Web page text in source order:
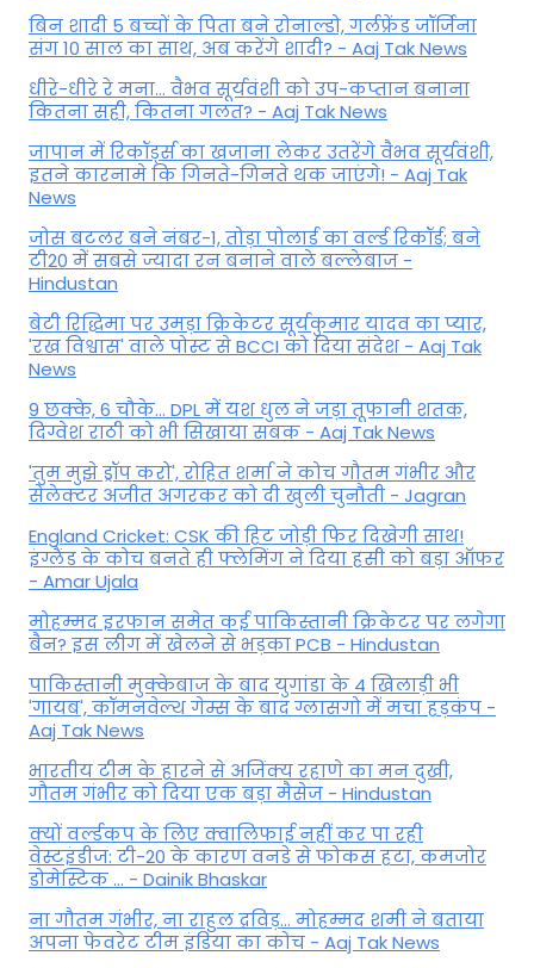
बिन शादी 5 बच्चों के पिता बने रोनाल्डो, गर्लफ्रेंड जॉर्जिना
संग 10 साल का साथ, अब करेंगे शादी? - Aaj Tak News
धीरे-धीरे रे मना… वैभव सूर्यवंशी को उप-कप्तान बनाना
कितना सही, कितना गलत? - Aaj Tak News
जापान में रिकॉर्ड्स का खजाना लेकर उतरेंगे वैभव सूर्यवंशी,
इतने कारनामे कि गिनते-गिनते थक जाएंगे! - Aaj Tak
News
जोस बटलर बने नंबर-1, तोड़ा पोलार्ड का वर्ल्ड रिकॉर्ड; बने
टी20 में सबसे ज्यादा रन बनाने वाले बल्लेबाज -
Hindustan
बेटी र‍िद्ध‍िमा पर उमड़ा क्रिकेटर सूर्यकुमार यादव का प्यार,
'रख विश्वास' वाले पोस्ट से BCCI को दिया संदेश - Aaj Tak
News
9 छक्के, 6 चौके... DPL में यश धुल ने जड़ा तूफानी शतक,
द‍िग्वेश राठी को भी स‍िखाया सबक - Aaj Tak News
'तुम मुझे ड्रॉप करो', रोहित शर्मा ने कोच गौतम गंभीर और
सेलेक्टर अजीत अगरकर को दी खुली चुनौती - Jagran
England Cricket: CSK की हिट जोड़ी फिर दिखेगी साथ!
इंग्लैंड के कोच बनते ही फ्लेमिंग ने दिया हसी को बड़ा ऑफर
- Amar Ujala
मोहम्मद इरफान समेत कई पाकिस्तानी क्रिकेटर पर लगेगा
बैन? इस लीग में खेलने से भड़का PCB - Hindustan
पाकिस्तानी मुक्केबाज के बाद युगांडा के 4 खिलाड़ी भी
'गायब', कॉमनवेल्थ गेम्स के बाद ग्लासगो में मचा हड़कंप -
Aaj Tak News
भारतीय टीम के हारने से अजिंक्य रहाणे का मन दुखी,
गौतम गंभीर को दिया एक बड़ा मैसेज - Hindustan
क्यों वर्ल्डकप के लिए क्वालिफाई नहीं कर पा रही
वेस्टइंडीज: टी-20 के कारण वनडे से फोकस हटा, कमजोर
डोमेस्टिक ... - Dainik Bhaskar
ना गौतम गंभीर, ना राहुल द्रव‍िड़... मोहम्मद शमी ने बताया
अपना फेवरेट टीम इंड‍िया का कोच - Aaj Tak News